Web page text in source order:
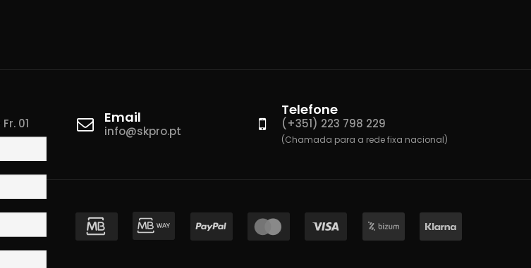
01
Email
info@skpro.pt
Telefone
(+351) 223 798 229
(Chamada para a rede fixa nacional)